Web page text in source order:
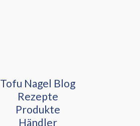
Tofu Nagel Blog
Rezepte
Produkte
Händler